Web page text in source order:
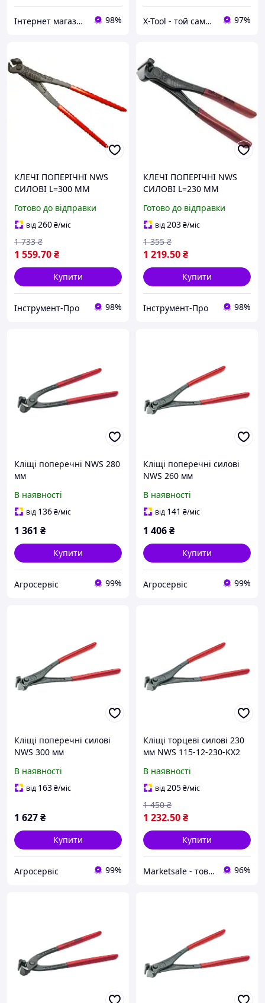
Інтернет магазин обладнання та інструменту "Чупі" 98% X-Tool - той самий інструмент! 97%
КЛЕЧІ ПОПЕРІЧНІ NWS
СИЛОВІ L=300 ММ
Готово до відправки
від260₴/міс
1 559.70₴
1 733 ₴
Купити
Інструмент-Про 98%
КЛЕЧІ ПОПЕРІЧНІ NWS
СИЛОВІ L=230 ММ
Готово до відправки
від203₴/міс
1 219.50₴
1 355 ₴
Купити
Інструмент-Про 98%
Кліщі поперечні NWS 280
мм
В наявності
від 136₴/міс
1 361 ₴
Купити
Агросервіс 99%
Кліщі поперечні силові
NWS 260 мм
В наявності
від 141 ₴/міс
1 406₴
Купити
Агросервіс 99%
Кліщі поперечні силові
NWS 300 мм
В наявності
від 163₴/міс
1 627₴
Купити
Агросервіс 99%
Кліщі торцеві силові 230
мм NWS 115-12-230-KX2
В наявності
від205₴/міс
1 232.50₴
1 450 ₴
Купити
Marketsale - товари зі знижкою 96%